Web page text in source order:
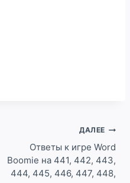
ДАЛЕЕ
Ответы к игре Word
Boomie на 441, 442, 443,
444, 445, 446, 447, 448,